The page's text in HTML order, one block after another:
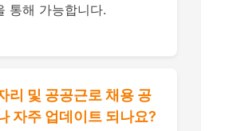
통해 가능합니다.
리 및 공공근로 채용 공
자주 업데이트 되나요?